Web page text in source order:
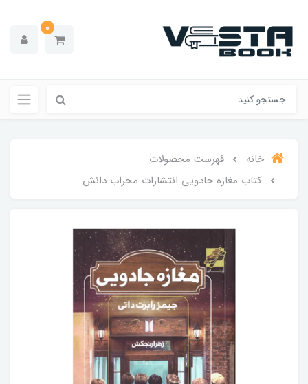
0
خانه
فهرست محصولات
کتاب مغازه جادویی انتشارات محراب دانش